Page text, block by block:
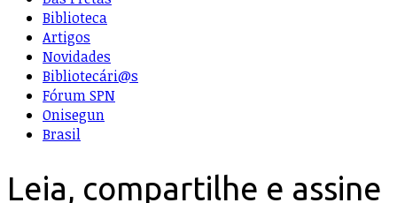
Biblioteca
Artigos
Novidades
Bibliotecári@s
Fórum SPN
Onisegun
Brasil
Leia, compartilhe e assine